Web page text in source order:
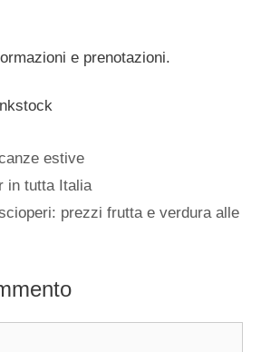
e prenotazioni.
estive
in tutta Italia
prezzi frutta e verdura alle